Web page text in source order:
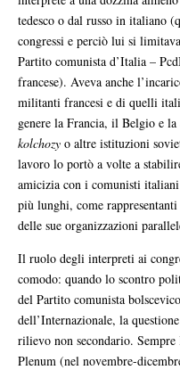
tedesco o dal russo in italiano
congressi e perciò lui si
Partito comunista d’Italia –
francese). Aveva anche
militanti francesi e di quelli
genere la Francia, il Belgio e
kolchozy o altre istituzioni
lavoro lo portò a volte a
amicizia con i comunisti
più lunghi, come
delle sue organizzazioni
Il ruolo degli interpreti ai
comodo: quando lo scontro
del Partito comunista
dell’Internazionale, la
rilievo non secondario.
Plenum (nel novembre-